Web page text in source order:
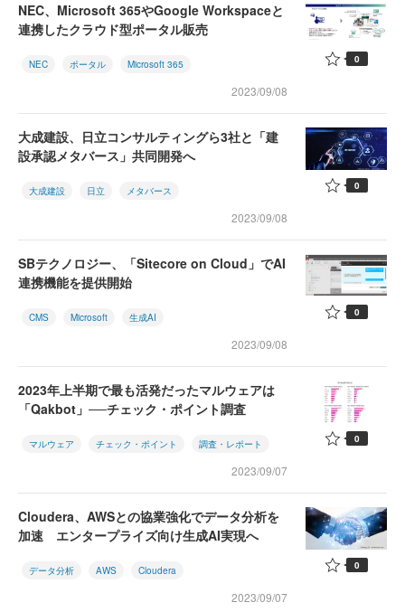
NEC、Microsoft 365やGoogle Workspaceと
連携したクラウド型ポータル販売
NEC ポータル Microsoft 365
2023/09/08
0
大成建設、日立コンサルティングら3社と「建
設承認メタバース」共同開発へ
大成建設 日立 メタバース
2023/09/08
0
SBテクノロジー、「Sitecore on Cloud」でAI
連携機能を提供開始
CMS Microsoft 生成AI
2023/09/08
0
2023年上半期で最も活発だったマルウェアは
「Qakbot」──チェック・ポイント調査
マルウェア チェック・ポイント 調査・レポート
2023/09/07
0
Cloudera、AWSとの協業強化でデータ分析を
加速 エンタープライズ向け生成AI実現へ
データ分析 AWS Cloudera
2023/09/07
0